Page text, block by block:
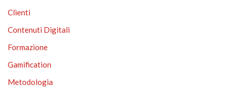
Clienti
Contenuti Digitali
Formazione
Gamification
Metodologia